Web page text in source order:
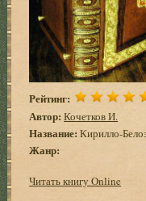
Рейтинг:
Автор: Кочетков И.
Название: Кирилло-
Жанр:
Читать книгу Online